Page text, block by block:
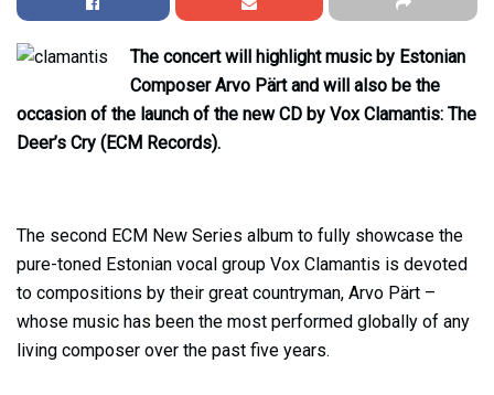
The concert will highlight music by Estonian
Composer Arvo Pärt and will also be the
occasion of the launch of the new CD by Vox Clamantis: The
Deer’s Cry (ECM Records).
The second ECM New Series album to fully showcase the
pure-toned Estonian vocal group Vox Clamantis is devoted
to compositions by their great countryman, Arvo Pärt –
whose music has been the most performed globally of any
living composer over the past five years.